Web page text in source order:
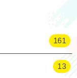
161
13